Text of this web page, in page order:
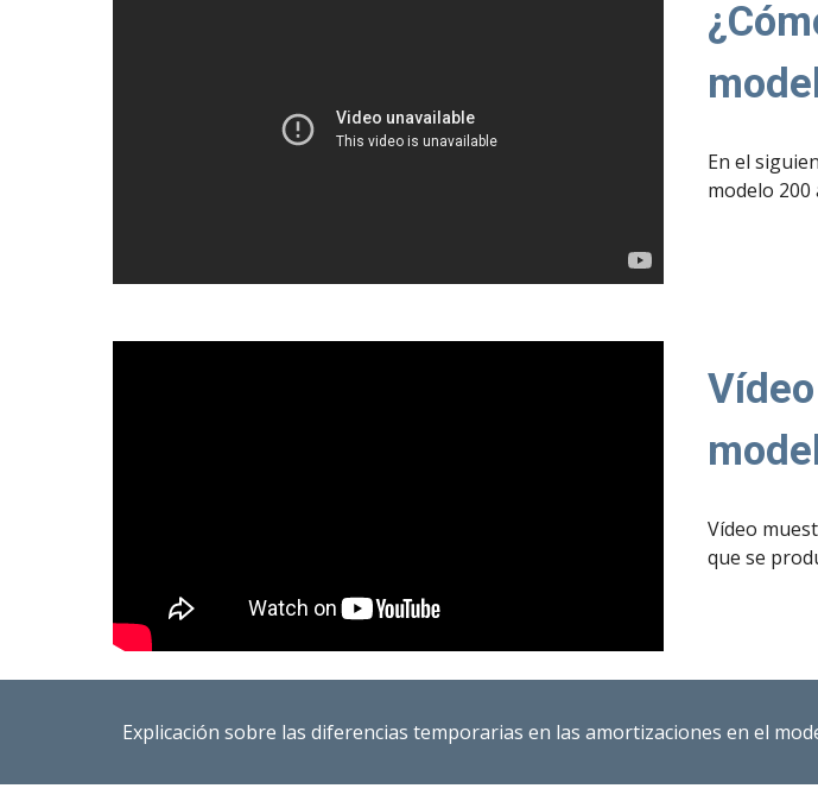
En el
modelo
Vídeo
que se
Explicación sobre las diferencias temporarias en las amortizaciones en el